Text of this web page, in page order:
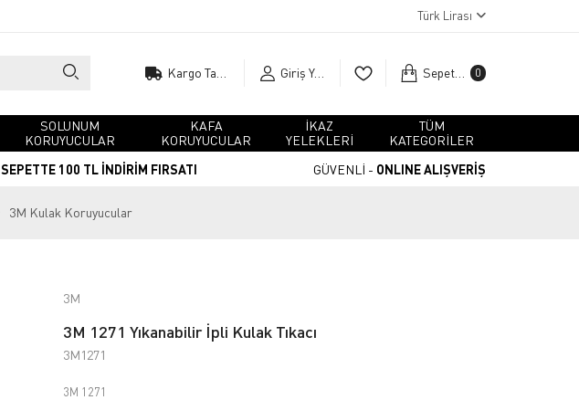
Türk Lirası
Giriş Yap Sepetim 0
SOLUNUM
KORUYUCULAR
KAFA
KORUYUCULAR
İKAZ
YELEKLERİ
TÜM
KATEGORİLER
SEPETTE 100 TL İNDİRİM FIRSATI GÜVENLİ - ONLINE ALIŞVERİŞ
3M Kulak Koruyucular
3M
3M 1271 Yıkanabilir İpli Kulak Tıkacı
3M1271
3M 1271